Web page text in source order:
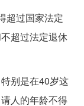
超过国家法定
超过法定退休
别是在40岁这
人的年龄不得